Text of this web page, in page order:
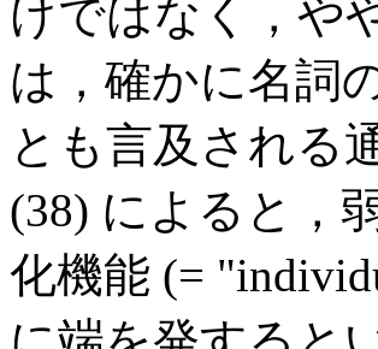
けではなく，や
は，確かに名詞
とも言及される
(38) によると，
化機能 (=